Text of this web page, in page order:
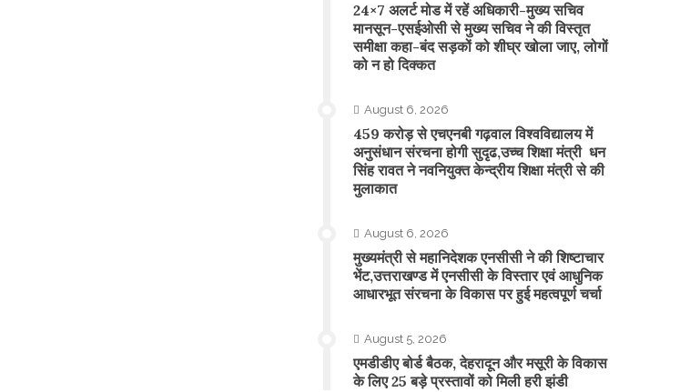
24×7 अलर्ट मोड में रहें अधिकारी-मुख्य सचिव
मानसून-एसईओसी से मुख्य सचिव ने की विस्तृत
समीक्षा कहा-बंद सड़कों को शीघ्र खोला जाए, लोगों
को न हो दिक्कत
August 6, 2026
459 करोड़ से एचएनबी गढ़वाल विश्वविद्यालय में
अनुसंधान संरचना होगी सुदृढ,उच्च शिक्षा मंत्री धन
सिंह रावत ने नवनियुक्त केन्द्रीय शिक्षा मंत्री से की
मुलाकात
August 6, 2026
मुख्यमंत्री से महानिदेशक एनसीसी ने की शिष्टाचार
भेंट,उत्तराखण्ड में एनसीसी के विस्तार एवं आधुनिक
आधारभूत संरचना के विकास पर हुई महत्वपूर्ण चर्चा
August 5, 2026
एमडीडीए बोर्ड बैठक, देहरादून और मसूरी के विकास
के लिए 25 बड़े प्रस्तावों को मिली हरी झंडी